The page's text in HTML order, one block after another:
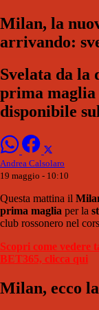
Milan, la
arrivando:
Svelata da la
prima maglia
disponibile
Andrea Calsolaro
19 maggio - 10:10
Questa mattina il
prima maglia per la
club rossonero nel
Scopri come vedere
BET365, clicca qui
Milan, ecco